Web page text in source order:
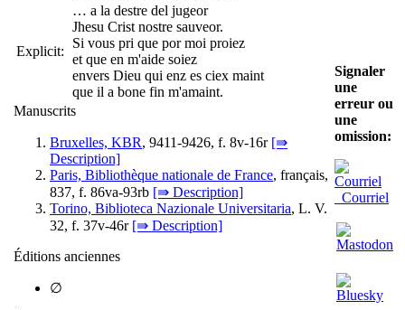
Explicit:
… a la destre del jugeor
Jhesu Crist nostre sauveor.
Si vous pri que por moi proiez
et que en m'aide soiez
envers Dieu qui enz es ciex maint
que il a bone fin m'amaint.
Manuscrits
Bruxelles, KBR, 9411-9426, f. 8v-16r [⇛
Description]
Paris, Bibliothèque nationale de France, français,
837, f. 86va-93rb [⇛ Description]
Torino, Biblioteca Nazionale Universitaria, L. V.
32, f. 37v-46r [⇛ Description]
Éditions anciennes
∅
Signaler
une
erreur ou
une
omission:
Courriel